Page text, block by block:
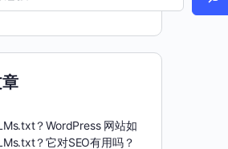
？WordPress 网站如
？它对SEO有用吗？